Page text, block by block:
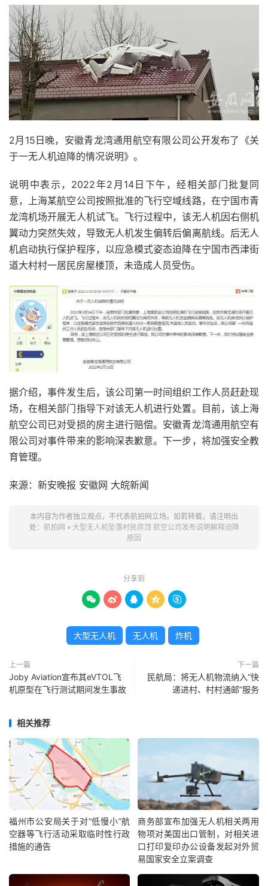
2月15日晚，安徽青龙湾通用航空有限公司公开发布了《关
于一无人机迫降的情况说明》。
说明中表示，2022年2月14日下午，经相关部门批复同
意，上海某航空公司按照批准的飞行空域线路，在宁国市青
龙湾机场开展无人机试飞。飞行过程中，该无人机因右侧机
翼动力突然失效，导致无人机发生偏转后偏离航线。后无人
机启动执行保护程序，以应急模式姿态迫降在宁国市西津街
道大村村一居民房屋楼顶，未造成人员受伤。
据介绍，事件发生后，该公司第一时间组织工作人员赶赴现
场，在相关部门指导下对该无人机进行处置。目前，该上海
航空公司已对受损的房主进行赔偿。安徽青龙湾通用航空有
限公司对事件带来的影响深表歉意。下一步，将加强安全教
育管理。
来源：新安晚报 安徽网 大皖新闻
本内容为作者独立观点，不代表航拍网立场。如若转载，请注明出
处： 航拍网 » 大型无人机坠落村民房顶 航空公司发布说明解释迫降
原因
分享到
    
大型无人机 无人机 炸机
上一篇
Joby Aviation宣布其eVTOL飞
机原型在飞行测试期间发生事故
下一篇
民航局：将无人机物流纳入“快
递进村、村村通邮”服务
相关推荐
福州市公安局关于对“低慢小”航
空器等飞行活动采取临时性行政
措施的通告
商务部宣布加强无人机相关两用
物项对美国出口管制，对相关进
口打印复印办公设备发起对外贸
易国家安全立案调查